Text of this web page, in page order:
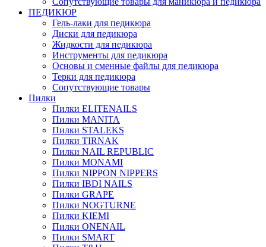
ПЕДИКЮР
Гель-лаки для педикюра
Диски для педикюра
Жидкости для педикюра
Инструменты для педикюра
Основы и сменные файлы для педикюра
Терки для педикюра
Сопутствующие товары
Пилки
Пилки ELITENAILS
Пилки MANITA
Пилки STALEKS
Пилки TIRNAK
Пилки NAIL REPUBLIC
Пилки MONAMI
Пилки NIPPON NIPPERS
Пилки IBDI NAILS
Пилки GRAPE
Пилки NOGTURNE
Пилки KIEMI
Пилки ONENAIL
Пилки SMART